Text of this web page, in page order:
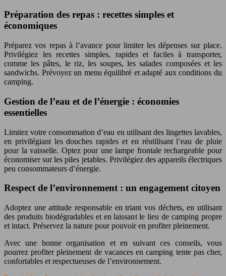
Préparation des repas : recettes simples et
économiques
Préparez vos repas à l’avance pour limiter les dépenses sur place.
Privilégiez les recettes simples, rapides et faciles à transporter,
comme les pâtes, le riz, les soupes, les salades composées et les
sandwichs. Prévoyez un menu équilibré et adapté aux conditions du
camping.
Gestion de l’eau et de l’énergie : économies
essentielles
Limitez votre consommation d’eau en utilisant des lingettes lavables,
en privilégiant les douches rapides et en réutilisant l’eau de pluie
pour la vaisselle. Optez pour une lampe frontale rechargeable pour
économiser sur les piles jetables. Privilégiez des appareils électriques
peu consommateurs d’énergie.
Respect de l’environnement : un engagement citoyen
Adoptez une attitude responsable en triant vos déchets, en utilisant
des produits biodégradables et en laissant le lieu de camping propre
et intact. Préservez la nature pour pouvoir en profiter pleinement.
Avec une bonne organisation et en suivant ces conseils, vous
pourrez profiter pleinement de vacances en camping tente pas cher,
confortables et respectueuses de l’environnement.